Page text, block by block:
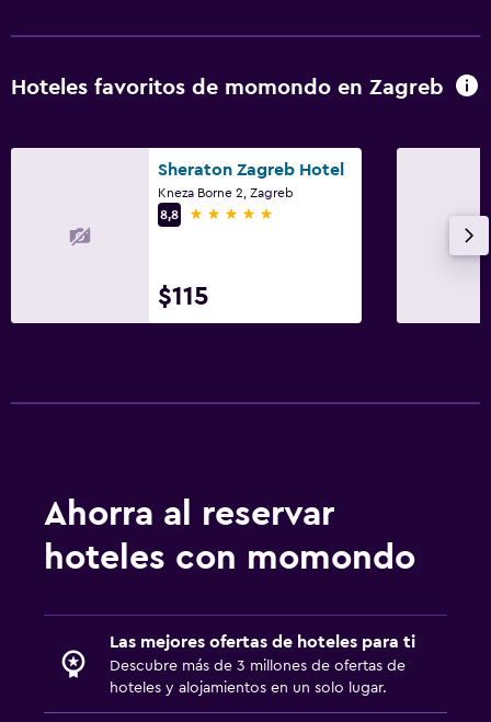
Hoteles favoritos de momondo en Zagreb
Sheraton Zagreb Hotel
Kneza Borne 2, Zagreb
8,8
5 estrellas
$115
Ahorra al reservar
hoteles con momondo
Las mejores ofertas de hoteles para ti
Descubre más de 3 millones de ofertas de
hoteles y alojamientos en un solo lugar.